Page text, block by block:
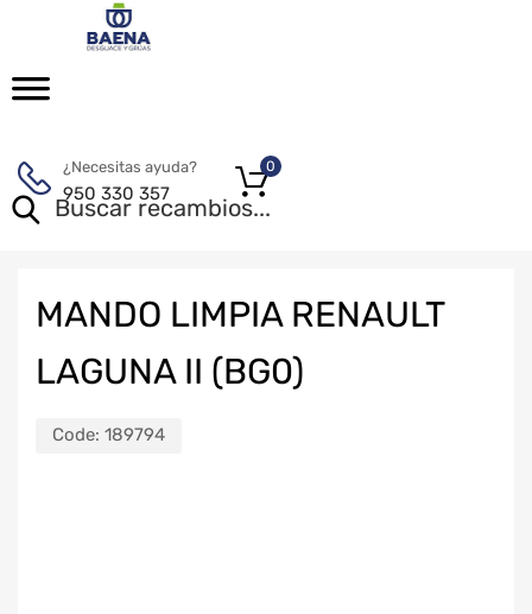
¿Necesitas ayuda?
950 330 357
0
MANDO LIMPIA RENAULT
LAGUNA II (BG0)
Code: 189794